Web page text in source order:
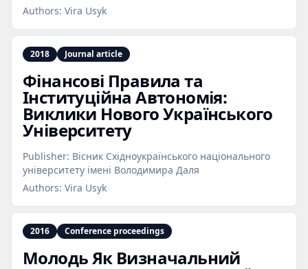
Authors: Vira Usyk
2018 Journal article
Фінансові Правила та
Інституційна Автономія:
Виклики Нового Українського
Університету
Publisher: Вісник Східноукраїнського національного
університету імені Володимира Даля
Authors: Vira Usyk
2016 Conference proceedings
Молодь Як Визначальний